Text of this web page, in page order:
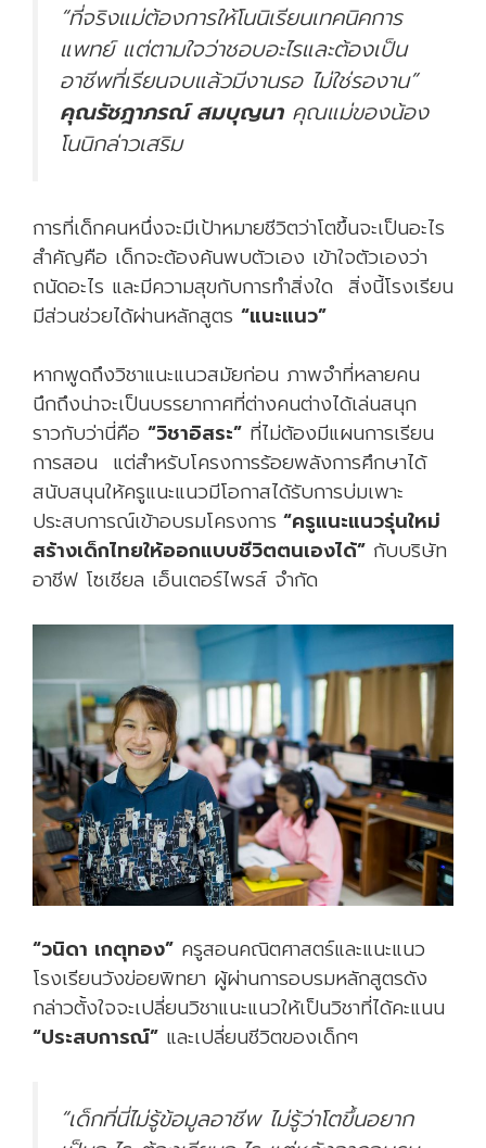
“ที่จริงแม่ต้องการให้โนนิเรียนเทคนิคการ
แพทย์ แต่ตามใจว่าชอบอะไรและต้องเป็น
อาชีพที่เรียนจบแล้วมีงานรอ ไม่ใช่รองาน”
คุณรัชฎาภรณ์ สมบุญนาคุณแม่ของน้อง
โนนิกล่าวเสริม
การที่เด็กคนหนึ่งจะมีเป้าหมายชีวิตว่าโตขึ้นจะเป็นอะไร
สำคัญคือ เด็กจะต้องค้นพบตัวเอง เข้าใจตัวเองว่า
ถนัดอะไร และมีความสุขกับการทำสิ่งใด สิ่งนี้โรงเรียน
มีส่วนช่วยได้ผ่านหลักสูตร “แนะแนว”
หากพูดถึงวิชาแนะแนวสมัยก่อน ภาพจำที่หลายคน
นึกถึงน่าจะเป็นบรรยากาศที่ต่างคนต่างได้เล่นสนุก
ราวกับว่านี่คือ “วิชาอิสระ” ที่ไม่ต้องมีแผนการเรียน
การสอน แต่สำหรับโครงการร้อยพลังการศึกษาได้
สนับสนุนให้ครูแนะแนวมีโอกาสได้รับการบ่มเพาะ
ประสบการณ์เข้าอบรมโครงการ “ครูแนะแนวรุ่นใหม่
สร้างเด็กไทยให้ออกแบบชีวิตตนเองได้” กับบริษัท
อาชีฟ โซเชียล เอ็นเตอร์ไพรส์ จำกัด
“วนิดา เกตุทอง” ครูสอนคณิตศาสตร์และแนะแนว
โรงเรียนวังข่อยพิทยา ผู้ผ่านการอบรมหลักสูตรดัง
กล่าวตั้งใจจะเปลี่ยนวิชาแนะแนวให้เป็นวิชาที่ได้คะแนน
“ประสบการณ์” และเปลี่ยนชีวิตของเด็กๆ
“เด็กที่นี่ไม่รู้ข้อมูลอาชีพ ไม่รู้ว่าโตขึ้นอยาก